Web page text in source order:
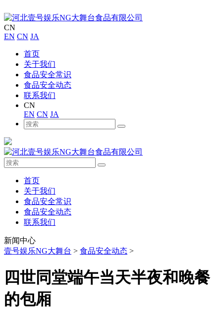
CN
EN CN JA
首页
关于我们
食品安全常识
食品安全动态
联系我们
CN
EN CN JA
首页
关于我们
食品安全常识
食品安全动态
联系我们
新闻中心
壹号娱乐NG大舞台 > 食品安全动态 >
四世同堂端午当天半夜和晚餐
的包厢